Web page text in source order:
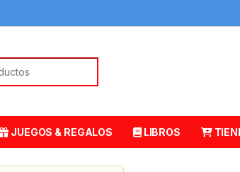
JUEGOS & REGALOS LIBROS